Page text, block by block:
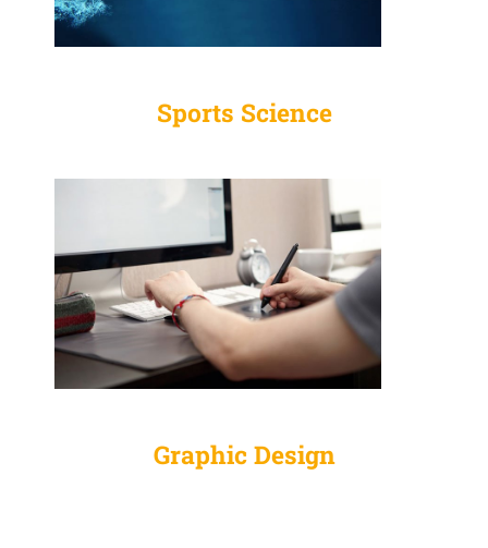
Sports Science
Graphic Design